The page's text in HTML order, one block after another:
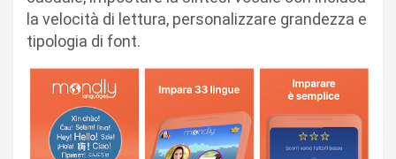
la velocità di lettura, personalizzare grandezza e
tipologia di font.